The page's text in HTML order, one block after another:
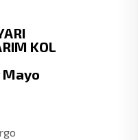
KOL
Mayo